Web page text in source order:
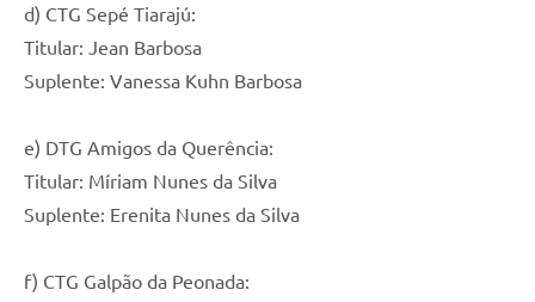
d) CTG Sepé Tiarajú:
Titular: Jean Barbosa
Suplente: Vanessa Kuhn Barbosa
e) DTG Amigos da Querência:
Titular: Míriam Nunes da Silva
Suplente: Erenita Nunes da Silva
f) CTG Galpão da Peonada: